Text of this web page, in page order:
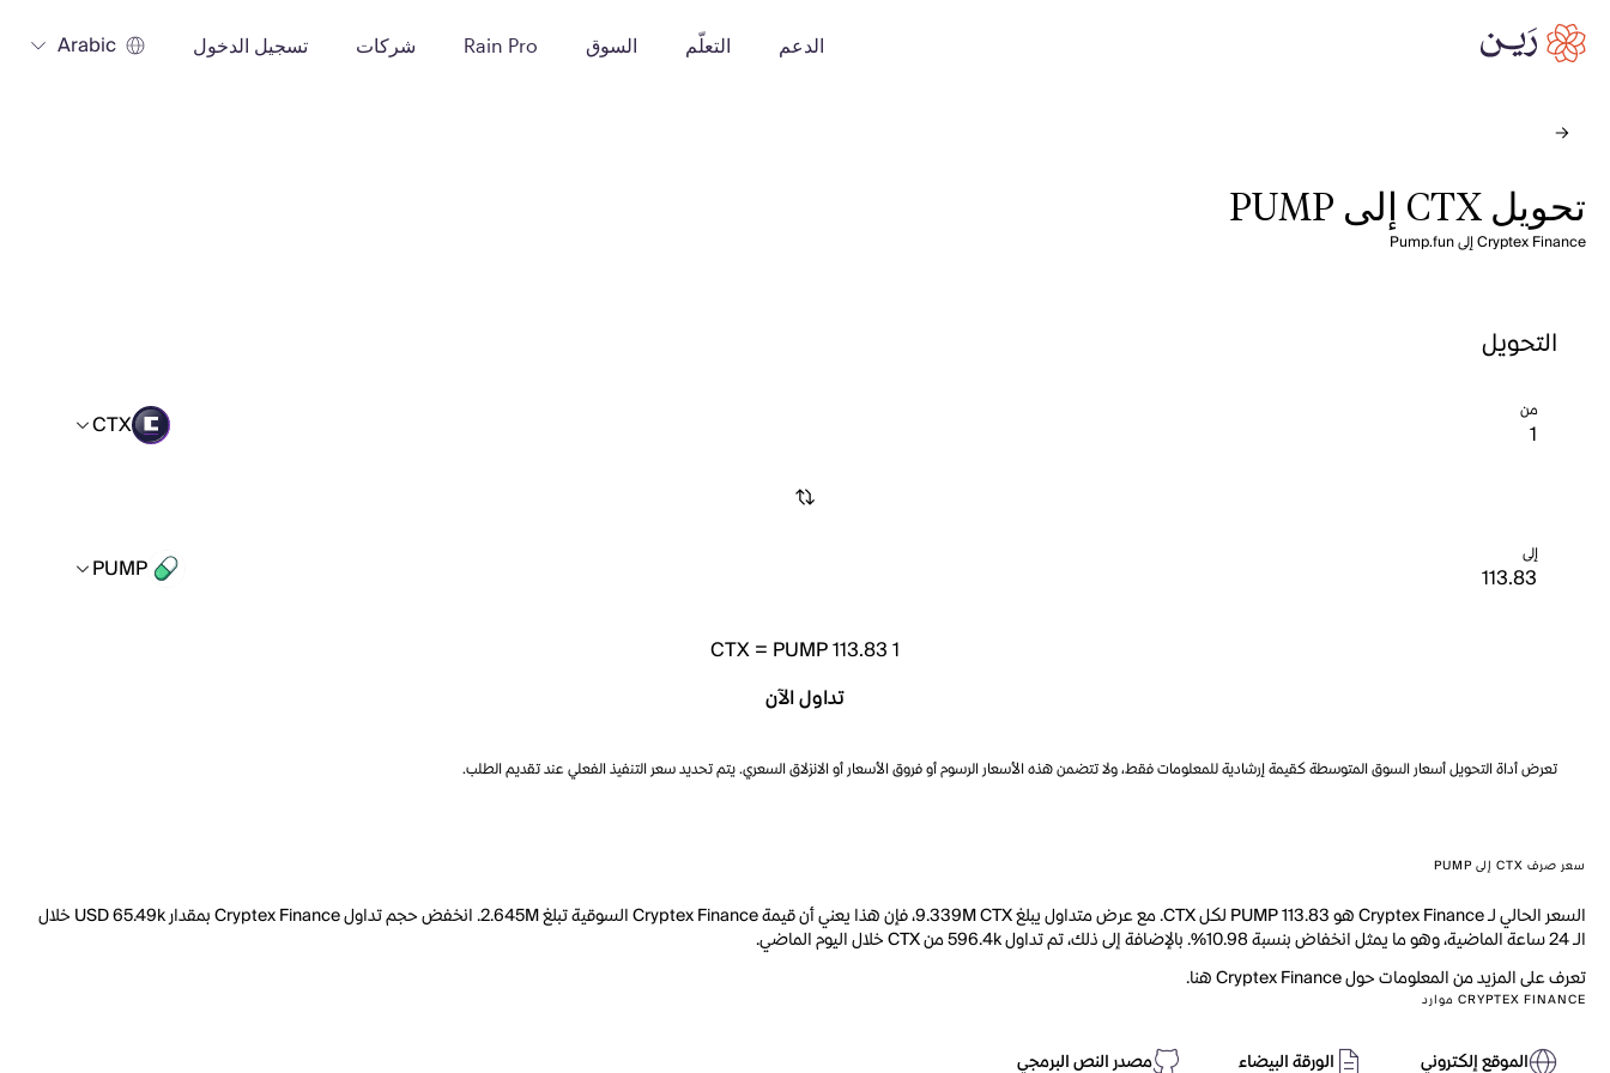
الدعم التعلّم السوق Rain Pro شركات تسجيل الدخول Arabic
تحويل CTX إلى PUMP
Cryptex Finance إلى Pump.fun
التحويل
من CTX
إلى PUMP
1
CTX= PUMP 113.83
تداول الآن
تعرض أداة التحويل أسعار السوق المتوسطة كقيمة إرشادية للمعلومات فقط، ولا تتضمن هذه الأسعار الرسوم أو فروق الأسعار أو الانزلاق السعري. يتم تحديد سعر التنفيذ الفعلي عند تقديم الطلب.
سعر صرف CTX إلى PUMP
السعر الحالي لـ Cryptex Finance هو PUMP 113.83 لكل CTX. مع عرض متداول يبلغ 9.339M CTX، فإن هذا يعني أن قيمة Cryptex Finance السوقية تبلغ 2.645M. انخفض حجم تداول Cryptex Finance بمقدار USD 65.49k خلال
الـ 24 ساعة الماضية، وهو ما يمثل انخفاض بنسبة 10.98%. بالإضافة إلى ذلك، تم تداول 596.4k من CTX خلال اليوم الماضي.
تعرف على المزيد من المعلومات حول Cryptex Finance هنا.
CRYPTEX FINANCE موارد
الموقع إلكتروني الورقة البيضاء مصدر النص البرمجي